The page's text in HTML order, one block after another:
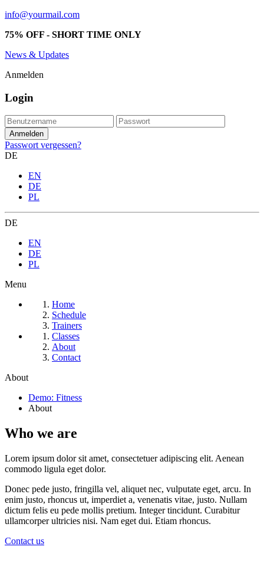
info@yourmail.com
75% OFF - SHORT TIME ONLY
News & Updates
Anmelden
Login
Passwort vergessen?
DE
EN
DE
PL
DE
EN
DE
PL
Menu
Home
Schedule
Trainers
Classes
About
Contact
About
Demo: Fitness
About
Who we are
Lorem ipsum dolor sit amet, consectetuer adipiscing elit. Aenean
commodo ligula eget dolor.
Donec pede justo, fringilla vel, aliquet nec, vulputate eget, arcu. In
enim justo, rhoncus ut, imperdiet a, venenatis vitae, justo. Nullam
dictum felis eu pede mollis pretium. Integer tincidunt. Curabitur
ullamcorper ultricies nisi. Nam eget dui. Etiam rhoncus.
Contact us